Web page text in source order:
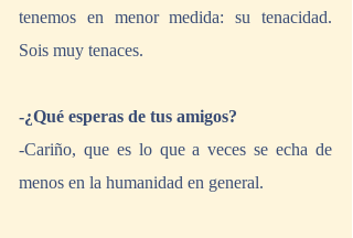
tenemos en menor medida: su tenacidad.
Sois muy tenaces.
-¿Qué esperas de tus amigos?
-Cariño, que es lo que a veces se echa de
menos en la humanidad en general.